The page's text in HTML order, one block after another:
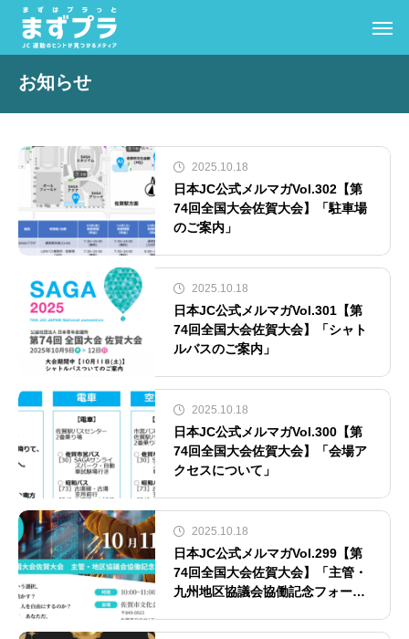
お知らせ
2025.10.18
日本JC公式メルマガVol.302【第
74回全国大会佐賀大会】「駐車場
のご案内」
2025.10.18
日本JC公式メルマガVol.301【第
74回全国大会佐賀大会】「シャト
ルバスのご案内」
2025.10.18
日本JC公式メルマガVol.300【第
74回全国大会佐賀大会】「会場ア
クセスについて」
2025.10.18
日本JC公式メルマガVol.299【第
74回全国大会佐賀大会】「主管・
九州地区協議会協働記念フォーラ